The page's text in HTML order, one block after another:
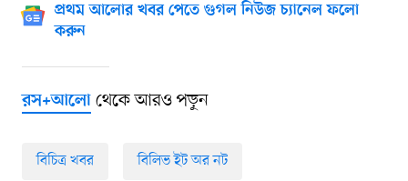
প্রথম আলোর খবর পেতে গুগল নিউজ চ্যানেল ফলো
করুন
রস+আলোথেকে আরও পড়ুন
বিচিত্র খবর বিলিভ ইট অর নট